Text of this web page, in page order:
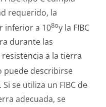
requerido, la
inferior a 108oy la FIBC
durante las
a la tierra
puede describirse
se utiliza un FIBC de
adecuada, se